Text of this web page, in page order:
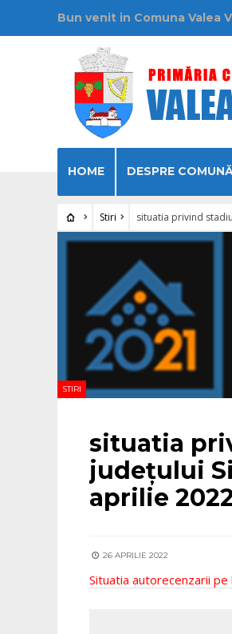
Bun venit in Comuna Valea
HOME DESPRE
Stiri situatia privind
STIRI
situatia
județului
aprilie
26 APRILIE 2022
Situatia autorecenzarii